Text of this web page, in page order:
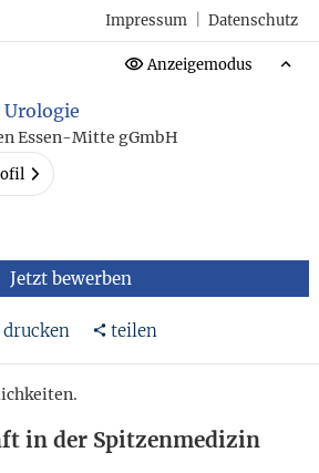
Impressum Datenschutz
Anzeigemodus
Essen-Mitte gGmbH
Jetzt bewerben
drucken teilen
in der Spitzenmedizin